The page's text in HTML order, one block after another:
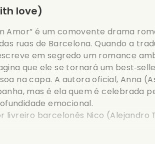
love)
Amor” é um comovente drama
ruas de Barcelona. Quando a
em segredo um romance
que ele se tornará um
na capa. A autora oficial, Anna
mas é ela quem é celebrada
emocional.
livreiro barcelonês Nico (Alejandro